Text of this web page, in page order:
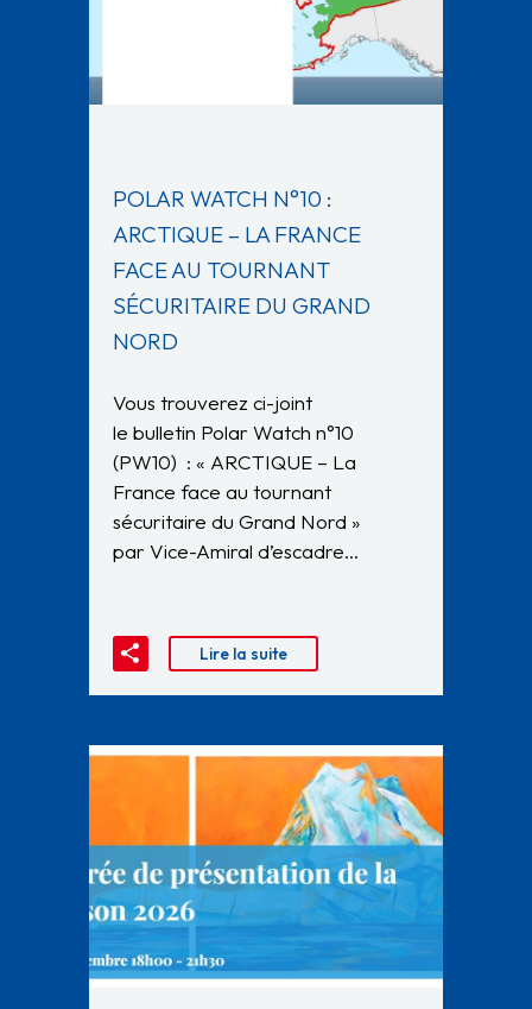
POLAR WATCH N°10 :
ARCTIQUE – LA FRANCE
FACE AU TOURNANT
SÉCURITAIRE DU GRAND
NORD
Vous trouverez ci-joint
le bulletin Polar Watch n°10
(PW10) : « ARCTIQUE – La
France face au tournant
sécuritaire du Grand Nord »
par Vice-Amiral d’escadre…
Lire la suite